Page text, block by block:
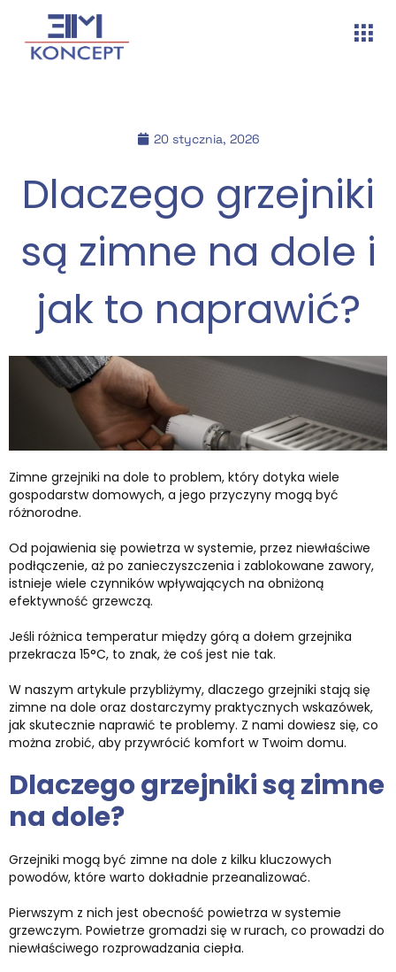
20 stycznia, 2026
Dlaczego grzejniki
są zimne na dole i
jak to naprawić?
Zimne grzejniki na dole to problem, który dotyka wiele
gospodarstw domowych, a jego przyczyny mogą być
różnorodne.
Od pojawienia się powietrza w systemie, przez niewłaściwe
podłączenie, aż po zanieczyszczenia i zablokowane zawory,
istnieje wiele czynników wpływających na obniżoną
efektywność grzewczą.
Jeśli różnica temperatur między górą a dołem grzejnika
przekracza 15°C, to znak, że coś jest nie tak.
W naszym artykule przybliżymy, dlaczego grzejniki stają się
zimne na dole oraz dostarczymy praktycznych wskazówek,
jak skutecznie naprawić te problemy. Z nami dowiesz się, co
można zrobić, aby przywrócić komfort w Twoim domu.
Dlaczego grzejniki są zimne
na dole?
Grzejniki mogą być zimne na dole z kilku kluczowych
powodów, które warto dokładnie przeanalizować.
Pierwszym z nich jest obecność powietrza w systemie
grzewczym. Powietrze gromadzi się w rurach, co prowadzi do
niewłaściwego rozprowadzania ciepła.